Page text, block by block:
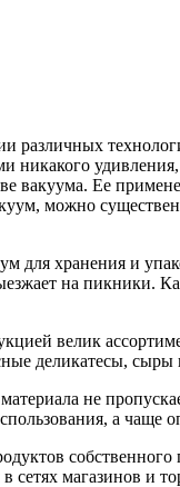
различных
удивления,
вакуума. Ее
можно
для хранения и
на пикники.
велик
деликатесы,
не
а чаще
собственного
сетях магазинов и